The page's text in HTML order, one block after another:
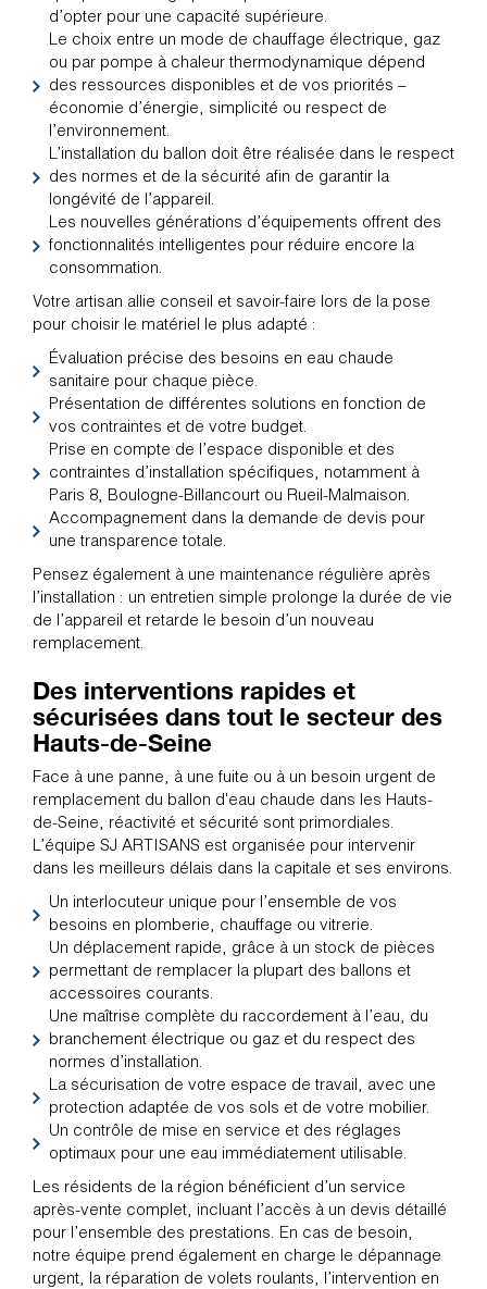
d’opter pour une capacité supérieure.
Le choix entre un mode de chauffage électrique, gaz
ou par pompe à chaleur thermodynamique dépend
des ressources disponibles et de vos priorités –
économie d’énergie, simplicité ou respect de
l’environnement.
L’installation du ballon doit être réalisée dans le respect
des normes et de la sécurité afin de garantir la
longévité de l’appareil.
Les nouvelles générations d’équipements offrent des
fonctionnalités intelligentes pour réduire encore la
consommation.
Votre artisan allie conseil et savoir-faire lors de la pose
pour choisir le matériel le plus adapté :
Évaluation précise des besoins en eau chaude
sanitaire pour chaque pièce.
Présentation de différentes solutions en fonction de
vos contraintes et de votre budget.
Prise en compte de l’espace disponible et des
contraintes d’installation spécifiques, notamment à
Paris 8, Boulogne-Billancourt ou Rueil-Malmaison.
Accompagnement dans la demande de devis pour
une transparence totale.
Pensez également à une maintenance régulière après
l’installation : un entretien simple prolonge la durée de vie
de l’appareil et retarde le besoin d’un nouveau
remplacement.
Des interventions rapides et
sécurisées dans tout le secteur des
Hauts-de-Seine
Face à une panne, à une fuite ou à un besoin urgent de
remplacement du ballon d'eau chaude dans les Hauts-
de-Seine, réactivité et sécurité sont primordiales.
L’équipe SJ ARTISANS est organisée pour intervenir
dans les meilleurs délais dans la capitale et ses environs.
Un interlocuteur unique pour l’ensemble de vos
besoins en plomberie, chauffage ou vitrerie.
Un déplacement rapide, grâce à un stock de pièces
permettant de remplacer la plupart des ballons et
accessoires courants.
Une maîtrise complète du raccordement à l’eau, du
branchement électrique ou gaz et du respect des
normes d’installation.
La sécurisation de votre espace de travail, avec une
protection adaptée de vos sols et de votre mobilier.
Un contrôle de mise en service et des réglages
optimaux pour une eau immédiatement utilisable.
Les résidents de la région bénéficient d’un service
après-vente complet, incluant l’accès à un devis détaillé
pour l’ensemble des prestations. En cas de besoin,
notre équipe prend également en charge le dépannage
urgent, la réparation de volets roulants, l’intervention en